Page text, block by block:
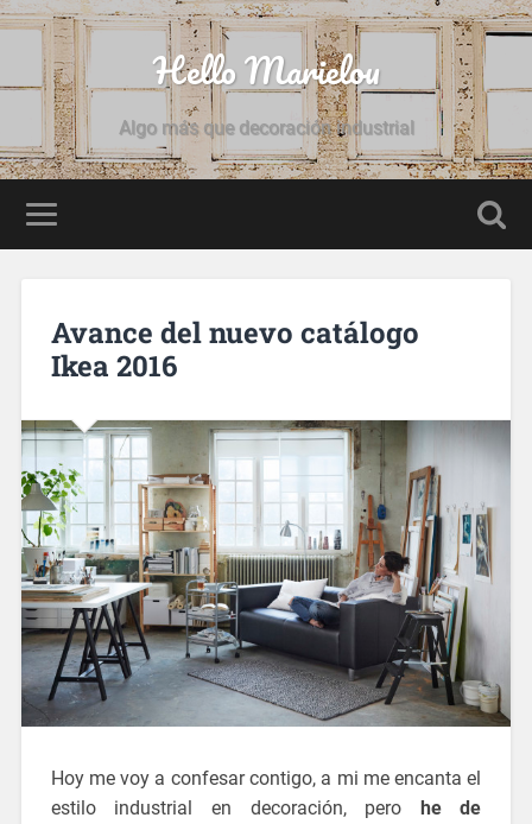
Hello Marielou
Algo más que decoración industrial
Avance del nuevo catálogo
Ikea 2016
Hoy me voy a confesar contigo, a mi me encanta el
estilo industrial en decoración, pero he de